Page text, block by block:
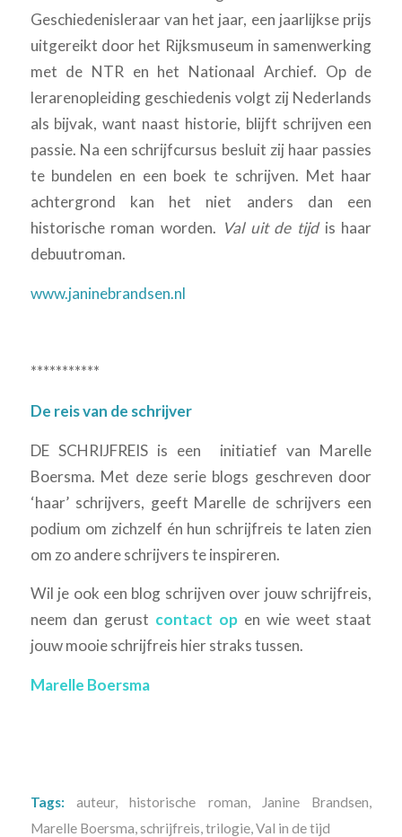
Geschiedenisleraar van het jaar, een jaarlijkse prijs
uitgereikt door het Rijksmuseum in samenwerking
met de NTR en het Nationaal Archief. Op de
lerarenopleiding geschiedenis volgt zij Nederlands
als bijvak, want naast historie, blijft schrijven een
passie. Na een schrijfcursus besluit zij haar passies
te bundelen en een boek te schrijven. Met haar
achtergrond kan het niet anders dan een
historische roman worden. Val uit de tijdis haar
debuutroman.
www.janinebrandsen.nl
***********
De reis van de schrijver
DE SCHRIJFREIS is een initiatief van Marelle
Boersma. Met deze serie blogs geschreven door
‘haar’ schrijvers, geeft Marelle de schrijvers een
podium om zichzelf én hun schrijfreis te laten zien
om zo andere schrijvers te inspireren.
Wil je ook een blog schrijven over jouw schrijfreis,
neem dan gerust contact op en wie weet staat
jouw mooie schrijfreis hier straks tussen.
Marelle Boersma
Tags: auteur,historische roman, Janine Brandsen,
Marelle Boersma,schrijfreis,trilogie,Val in de tijd